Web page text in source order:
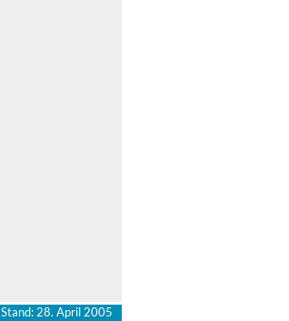
Stand: 28. April 2005